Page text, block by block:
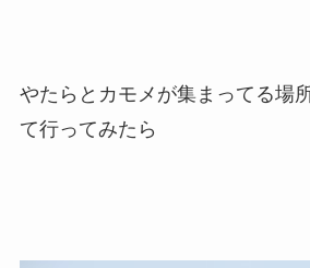
やたらとカモメが集まってる場
て行ってみたら